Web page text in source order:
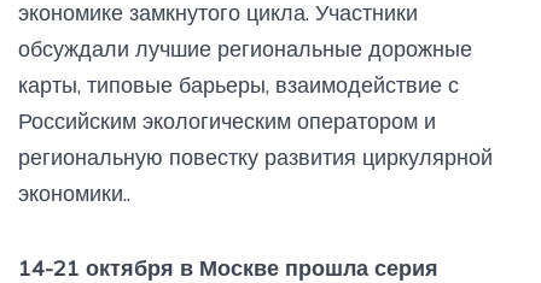
экономике замкнутого цикла. Участники
обсуждали лучшие региональные дорожные
карты, типовые барьеры, взаимодействие с
Российским экологическим оператором и
региональную повестку развития циркулярной
экономики..
14-21 октября в Москве прошла серия